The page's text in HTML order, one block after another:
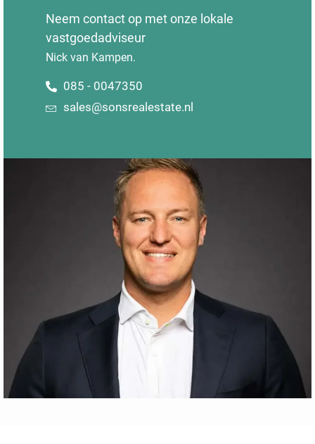
Neem contact op met onze lokale
vastgoedadviseur
Nick van Kampen.
085 - 0047350
sales@sonsrealestate.nl